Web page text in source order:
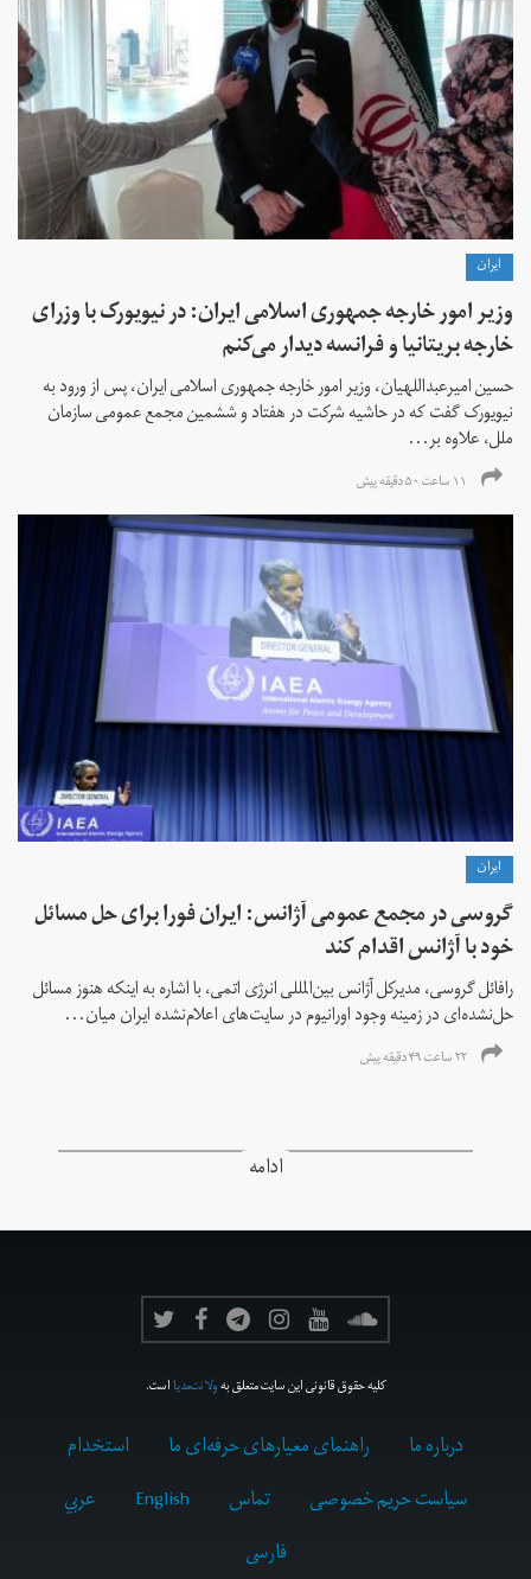
ايران
وزیر امور خارجه جمهوری اسلامی ایران: در نیویورک با وزرای
خارجه بریتانیا و فرانسه دیدار می‌کنم
حسین امیرعبداللهیان، وزیر امور خارجه جمهوری اسلامی ایران، پس از ورود به
نیویورک گفت که در حاشیه شرکت در هفتاد و ششمین مجمع عمومی سازمان
ملل، علاوه بر...
۱۱ ساعت ۵۰ دقیقه پیش
ايران
گروسی در مجمع عمومی آژانس: ایران فورا برای حل مسائل
خود با آژانس اقدام کند
رافائل گروسی، مدیرکل آژانس بین‌المللی انرژی اتمی، با اشاره به اینکه هنوز مسائل
حل‌نشده‌ای در زمینه وجود اورانیوم در سایت‌های اعلام‌نشده ایران میان...
۲۲ ساعت ۴۹ دقیقه پیش
ادامه
کلیه حقوق قانونی این سایت متعلق بهولانت‌مدیااست.
درباره ما راهنمای معیارهای حرفه‌ای ما
استخدام
سیاست حریم خصوصی
تماس English
عربي
فارسى